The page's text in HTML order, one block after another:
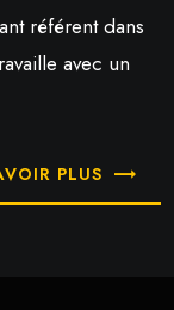
référent dans
avec un
PLUS